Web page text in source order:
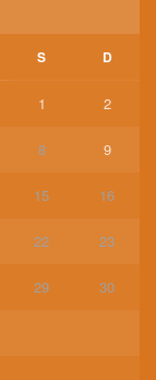
S D
1 2
8 9
15 16
22 23
29 30